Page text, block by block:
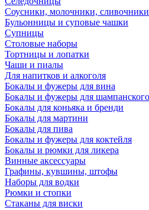
Соусники, молочники, сливочники
Бульонницы и суповые чашки
Супницы
Столовые наборы
Тортницы и лопатки
Чаши и пиалы
Для напитков и алкоголя
Бокалы и фужеры для вина
Бокалы и фужеры для шампанского
Бокалы для коньяка и бренди
Бокалы для мартини
Бокалы для пива
Бокалы и фужеры для коктейля
Бокалы и рюмки для ликера
Винные аксессуары
Графины, кувшины, штофы
Наборы для водки
Рюмки и стопки
Стаканы для виски